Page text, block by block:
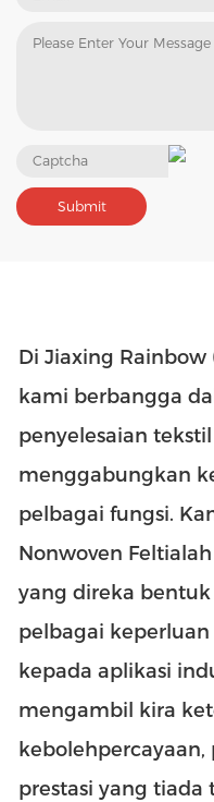
Di Jiaxing Rainbow
kami berbangga
penyelesaian
menggabungkan
pelbagai fungsi.
Nonwoven Felt
yang direka
pelbagai
kepada aplikasi
mengambil kira
prestasi yang